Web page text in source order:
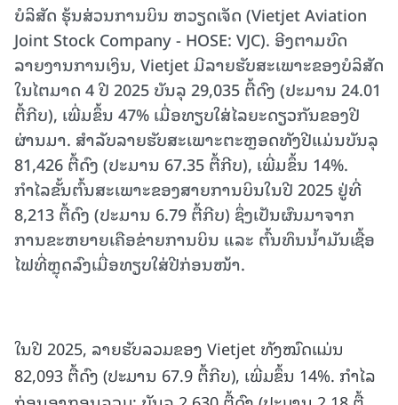
ບໍລິສັດ ຮຸ້ນສ່ວນການບິນ ຫວຽດເຈັດ (Vietjet Aviation
Joint Stock Company - HOSE: VJC). ອີງຕາມບົດ
ລາຍງານການເງິນ, Vietjet ມີລາຍຮັບສະເພາະຂອງບໍລິສັດ
ໃນໄຕມາດ 4 ປີ 2025 ບັນລຸ 29,035 ຕື້ດົງ (ປະມານ 24.01
ຕື້ກີບ), ເພີ່ມຂຶ້ນ 47% ເມື່ອທຽບໃສ່ໄລຍະດຽວກັນຂອງປີ
ຜ່ານມາ. ສຳລັບລາຍຮັບສະເພາະຕະຫຼອດທັງປີແມ່ນບັນລຸ
81,426 ຕື້ດົງ (ປະມານ 67.35 ຕື້ກີບ), ເພີ່ມຂຶ້ນ 14%.
ກຳໄລຂັ້ນຕົ້ນສະເພາະຂອງສາຍການບິນໃນປີ 2025 ຢູ່ທີ່
8,213 ຕື້ດົງ (ປະມານ 6.79 ຕື້ກີບ) ຊຶ່ງເປັນຜົນມາຈາກ
ການຂະຫຍາຍເຄືອຂ່າຍການບິນ ແລະ ຕົ້ນທຶນນ້ຳມັນເຊື້ອ
ໄຟທີ່ຫຼຸດລົງເມື່ອທຽບໃສ່ປີກ່ອນໜ້າ.
ໃນປີ 2025, ລາຍຮັບລວມຂອງ Vietjet ທັງໝົດແມ່ນ
82,093 ຕື້ດົງ (ປະມານ 67.9 ຕື້ກີບ), ເພີ່ມຂຶ້ນ 14%. ກຳໄລ